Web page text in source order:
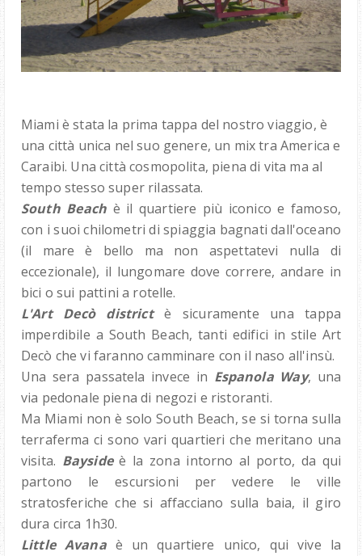
Miami è stata la prima tappa del nostro viaggio, è
una città unica nel suo genere, un mix tra America e
Caraibi. Una città cosmopolita, piena di vita ma al
tempo stesso super rilassata.
South Beach è il quartiere più iconico e famoso,
con i suoi chilometri di spiaggia bagnati dall'oceano
(il mare è bello ma non aspettatevi nulla di
eccezionale), il lungomare dove correre, andare in
bici o sui pattini a rotelle.
L'Art Decò districtè sicuramente una tappa
imperdibile a South Beach, tanti edifici in stile Art
Decò che vi faranno camminare con il naso all'insù.
Una sera passatela invece in Espanola Way, una
via pedonale piena di negozi e ristoranti.
Ma Miami non è solo South Beach, se si torna sulla
terraferma ci sono vari quartieri che meritano una
visita. Bayside è la zona intorno al porto, da qui
partono le escursioni per vedere le ville
stratosferiche che si affacciano sulla baia, il giro
dura circa 1h30.
Little Avanaè un quartiere unico, qui vive la